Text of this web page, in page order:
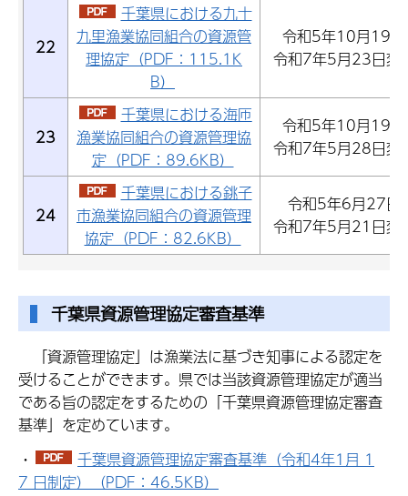
22
千葉県における九十
九里漁業協同組合の資源管
理協定（PDF：115.1K
B）
令和5年10月19日
令和7年5月23日変
23
千葉県における海匝
漁業協同組合の資源管理協
定（PDF：89.6KB）
令和5年10月19日
令和7年5月28日変
24
千葉県における銚子
市漁業協同組合の資源管理
協定（PDF：82.6KB）
令和5年6月27日
令和7年5月21日変
千葉県資源管理協定審査基準
「資源管理協定」は漁業法に基づき知事による認定を
受けることができます。県では当該資源管理協定が適当
である旨の認定をするための「千葉県資源管理協定審査
基準」を定めています。
・
千葉県資源管理協定審査基準（令和4年1月 1
7 日制定）（PDF：46.5KB）